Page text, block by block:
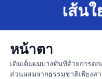
เส้น
หน้าตา
เติมเต็มผมบางทันทีด้วยการต
ส่วนผสมจากธรรมชาติเพียง